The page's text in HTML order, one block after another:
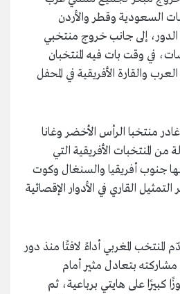
السعودية وقطر والأردن
إلى جانب خروج منتخبي
في وقت بات فيه المنتخبان
والقارة الأفريقية في المحفل
منتخبا الرأس الأخضر وغانا
المنتخبات الأفريقية التي
جنوب أفريقيا والسنغال وكوت
القاري في الأدوار الإقصائية
المغربي أداءً لافتًا منذ دور
بتعادل مثير أمام
كبيرًا على هايتي برباعية، ثم